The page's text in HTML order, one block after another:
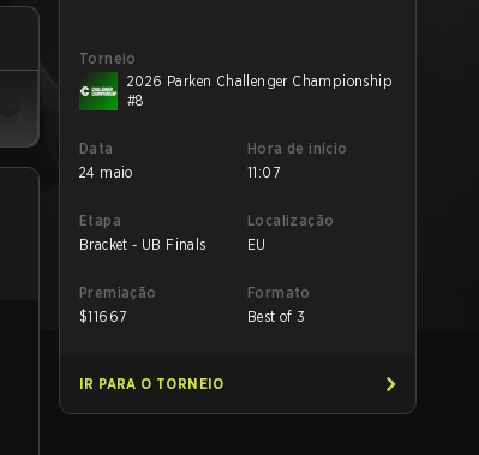
Torneio
2026 Parken Challenger Championship
#8
Data
24 maio
Hora de início
11:07
Etapa
Bracket - UB Finals
Localização
EU
Premiação
$11667
Formato
Best of 3
IR PARA O TORNEIO